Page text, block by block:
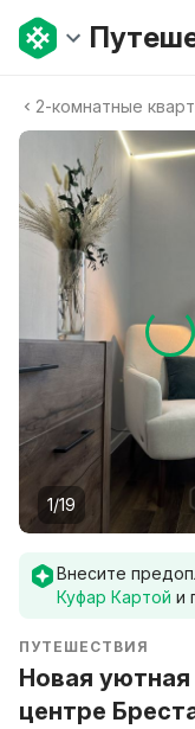
2-комнатные
1/19
Внесите
Куфар Картой и
ПУТЕШЕСТВИЯ
Новая
центре